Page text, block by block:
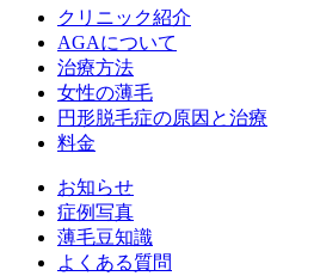
クリニック紹介
AGAについて
治療方法
女性の薄毛
円形脱毛症の原因と治療
料金
お知らせ
症例写真
薄毛豆知識
よくある質問